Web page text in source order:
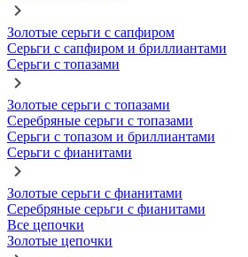
Золотые серьги с сапфиром
Серьги с сапфиром и бриллиантами
Серьги с топазами
Золотые серьги с топазами
Серебряные серьги с топазами
Серьги с топазом и бриллиантами
Серьги с фианитами
Золотые серьги с фианитами
Серебряные серьги с фианитами
Все цепочки
Золотые цепочки